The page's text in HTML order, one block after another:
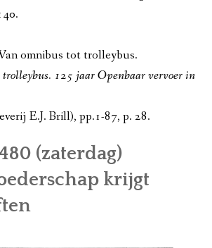
omnibus tot trolleybus.
125 jaar Openbaar vervoer in
E.J. Brill), pp.1-87, p. 28.
(zaterdag)
krijgt